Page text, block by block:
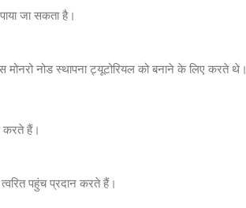
जा सकता है।
नोड स्थापना ट्यूटोरियल को बनाने के लिए करते थे।
करते हैं।
पहुंच प्रदान करते हैं।